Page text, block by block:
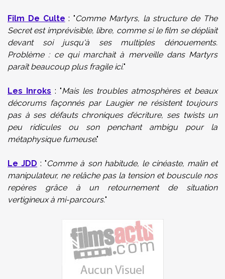
Film De Culte : "Comme Martyrs, la structure de The
Secret est imprévisible, libre, comme si le film se dépliait
devant soi jusqu'à ses multiples dénouements.
Problème : ce qui marchait à merveille dans Martyrs
paraît beaucoup plus fragile ici."
Les Inroks : "Mais les troubles atmosphères et beaux
décorums façonnés par Laugier ne résistent toujours
pas à ses défauts chroniques d’écriture, ses twists un
peu ridicules ou son penchant ambigu pour la
métaphysique fumeuse."
Le JDD : "Comme à son habitude, le cinéaste, malin et
manipulateur, ne relâche pas la tension et bouscule nos
repères grâce à un retournement de situation
vertigineux à mi-parcours."